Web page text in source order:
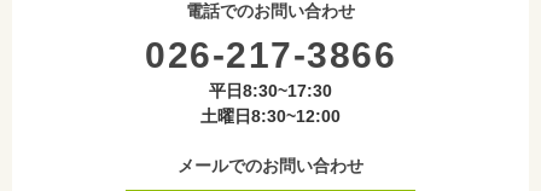
電話でのお問い合わせ
026-217-3866
平日8:30~17:30
土曜日8:30~12:00
メールでのお問い合わせ